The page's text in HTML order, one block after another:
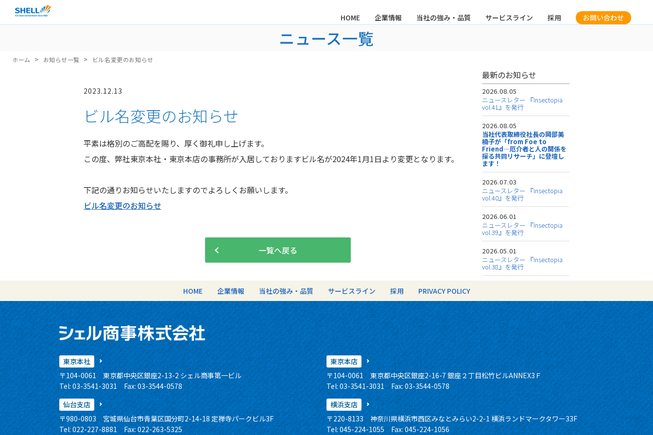
HOME 企業情報 当社の強み・品質 サービスライン 採用 お問い合わせ
ニュース一覧
ホーム > お知らせ一覧 > ビル名変更のお知らせ
2023.12.13
ビル名変更のお知らせ
平素は格別のご高配を賜り、厚く御礼申し上げます。
この度、弊社東京本社・東京本店の事務所が入居しておりますビル名が2024年1月1日より変更となります。
下記の通りお知らせいたしますのでよろしくお願いします。
ビル名変更のお知らせ
一覧へ戻る
最新のお知らせ
2026.08.05
ニュースレター 『Insectopia
vol.41』を発行
2026.08.05
当社代表取締役社長の岡部美
楠子が「from Foe to
Friend―厄介者と人の関係を
探る共同リサーチ」に登壇し
ます！
2026.07.03
ニュースレター 『Insectopia
vol.40』を発行
2026.06.01
ニュースレター 『Insectopia
vol.39』を発行
2026.05.01
ニュースレター 『Insectopia
vol.38』を発行
HOME 企業情報 当社の強み・品質 サービスライン 採用 PRIVACY POLICY
東京本社
〒104-0061東京都中央区銀座2-13-2 シェル商事第一ビル
Tel: 03-3541-3031 Fax: 03-3544-0578
東京本店
〒104-0061東京都中央区銀座2-16-7 銀座２丁目松竹ビルANNEX3Ｆ
Tel: 03-3541-3031 Fax: 03-3544-0578
仙台支店
〒980-0803宮城県仙台市青葉区国分町2-14-18 定禅寺パークビル3F
Tel: 022-227-8881 Fax: 022-263-5325
横浜支店
〒220-8133神奈川県横浜市西区みなとみらい2-2-1 横浜ランドマークタワー33F
Tel: 045-224-1055 Fax: 045-224-1056